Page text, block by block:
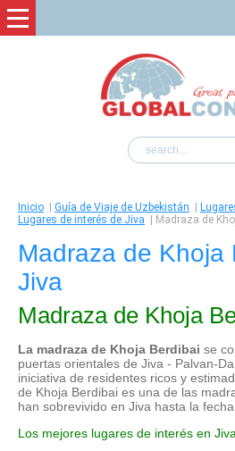
Inicio Guía de Viaje de Uzbekistán
Lugares de interés de Jiva
Madraza de
Madraza de Khoja
Jiva
Madraza de Khoja
La madraza de Khoja Berdibai se
puertas orientales de Jiva - Palvan-
iniciativa de residentes ricos y
de Khoja Berdibai es una de las
han sobrevivido en Jiva hasta la fecha.
Los mejores lugares de interés en Jiva